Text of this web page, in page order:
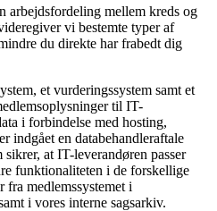
arbejdsfordeling mellem kreds og
vi bestemte typer af
du direkte har frabedt dig
et vurderingssystem samt et
til IT-
i forbindelse med hosting,
indgået en databehandleraftale
at IT-leverandøren passer
funktionaliteten i de forskellige
fra medlemssystemet i
i vores interne sagsarkiv.